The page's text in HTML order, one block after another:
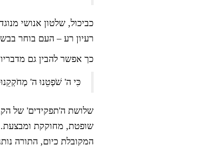
כביכול, שלטון אנושי
רעיון רע – העם בוחר
כך אפשר להבין גם
כִּי ה' שֹׁפְטֵנוּ ה' מְחֹקְקֵנוּ
שלושת ה'תפקידים' של
שופטת, מחוקקת ומבצעת.
המקובלת כיום, התורה